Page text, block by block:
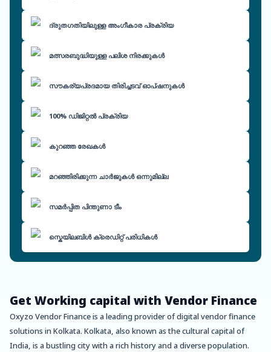
ദ്രുതഗതിയിലുള്ള അംഗീകാര പ്രക്രിയ
മത്സരബുദ്ധിയുള്ള പലിശ നിരക്കുകൾ
സൗകര്യപ്രദമായ തിരിച്ചടവ് ഓപ്ഷനുകൾ
100% ഡിജിറ്റൽ പ്രക്രിയ
കുറഞ്ഞ രേഖകൾ
മറഞ്ഞിരിക്കുന്ന ചാർജുകൾ ഒന്നുമില്ല
സമർപ്പിത പിന്തുണാ ടീം
സ്കെയിലബിൾ ക്രെഡിറ്റ് പരിധികൾ
Get Working capital with Vendor Finance
Oxyzo Vendor Finance is a leading provider of digital vendor finance
solutions in Kolkata. Kolkata, also known as the cultural capital of
India, is a bustling city with a rich history and a diverse population.